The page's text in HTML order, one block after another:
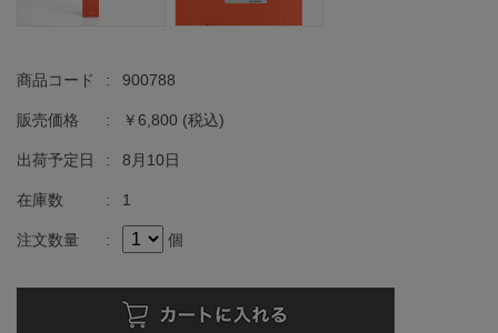
商品コード : 900788
販売価格 : ￥6,800 (税込)
出荷予定日 : 8月10日
在庫数 : 1
注文数量 : 個